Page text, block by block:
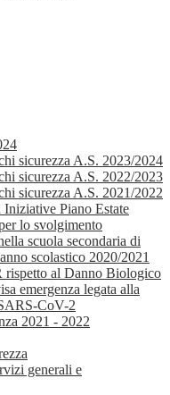
sicurezza A.S. 2023/2024
sicurezza A.S. 2022/2023
sicurezza A.S. 2021/2022
Piano Estate
lo svolgimento
scuola secondaria di
scolastico 2020/2021
rispetto al Danno Biologico
emergenza legata alla
CoV-2
2021 - 2022
generali e